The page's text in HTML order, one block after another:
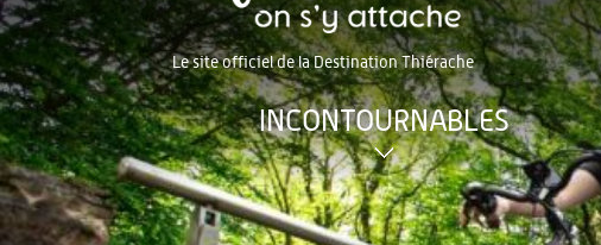
Le site officiel de la Destination Thiérache
INCONTOURNABLES